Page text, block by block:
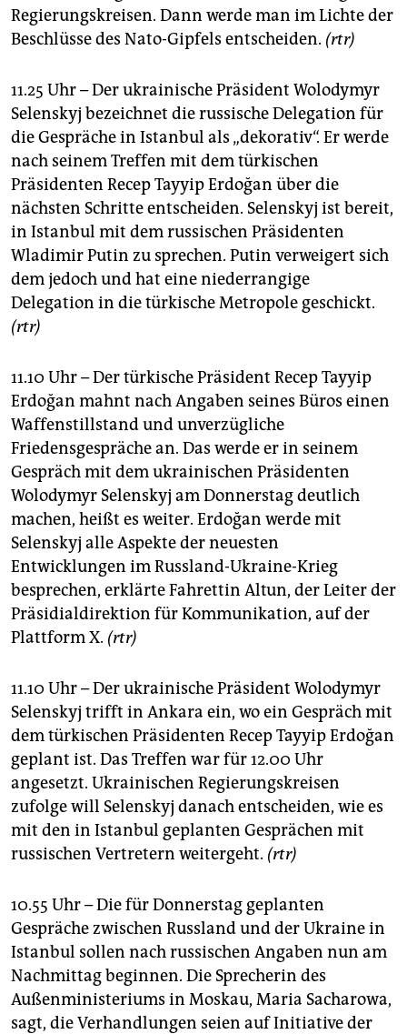
Regierungskreisen. Dann werde man im Lichte der
Beschlüsse des Nato-Gipfels entscheiden. (rtr)
11.25 Uhr – Der ukrainische Präsident Wolodymyr
Selenskyj bezeichnet die russische Delegation für
die Gespräche in Istanbul als „dekorativ“. Er werde
nach seinem Treffen mit dem türkischen
Präsidenten Recep Tayyip Erdoğan über die
nächsten Schritte entscheiden. Selenskyj ist bereit,
in Istanbul mit dem russischen Präsidenten
Wladimir Putin zu sprechen. Putin verweigert sich
dem jedoch und hat eine niederrangige
Delegation in die türkische Metropole geschickt.
(rtr)
11.10 Uhr – Der türkische Präsident Recep Tayyip
Erdoğan mahnt nach Angaben seines Büros einen
Waffenstillstand und unverzügliche
Friedensgespräche an. Das werde er in seinem
Gespräch mit dem ukrainischen Präsidenten
Wolodymyr Selenskyj am Donnerstag deutlich
machen, heißt es weiter. Erdoğan werde mit
Selenskyj alle Aspekte der neuesten
Entwicklungen im Russland-Ukraine-Krieg
besprechen, erklärte Fahrettin Altun, der Leiter der
Präsidialdirektion für Kommunikation, auf der
Plattform X. (rtr)
11.10 Uhr – Der ukrainische Präsident Wolodymyr
Selenskyj trifft in Ankara ein, wo ein Gespräch mit
dem türkischen Präsidenten Recep Tayyip Erdoğan
geplant ist. Das Treffen war für 12.00 Uhr
angesetzt. Ukrainischen Regierungskreisen
zufolge will Selenskyj danach entscheiden, wie es
mit den in Istanbul geplanten Gesprächen mit
russischen Vertretern weitergeht. (rtr)
10.55 Uhr – Die für Donnerstag geplanten
Gespräche zwischen Russland und der Ukraine in
Istanbul sollen nach russischen Angaben nun am
Nachmittag beginnen. Die Sprecherin des
Außenministeriums in Moskau, Maria Sacharowa,
sagt, die Verhandlungen seien auf Initiative der